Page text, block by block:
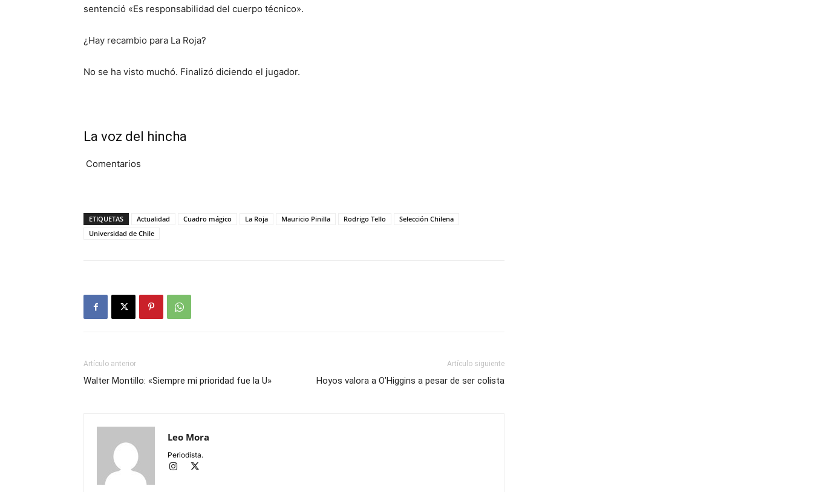
sentenció «Es responsabilidad del cuerpo técnico».
¿Hay recambio para La Roja?
No se ha visto muchó. Finalizó diciendo el jugador.
La voz del hincha
Comentarios
ETIQUETAS Actualidad Cuadro mágico La Roja Mauricio Pinilla Rodrigo Tello
Selección Chilena
Universidad de Chile
Artículo anterior
Walter Montillo: «Siempre mi prioridad fue la U»
Artículo siguiente
Hoyos valora a O’Higgins a pesar de ser colista
Leo Mora
Periodista.